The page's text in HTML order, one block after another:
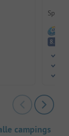
8.3
campings